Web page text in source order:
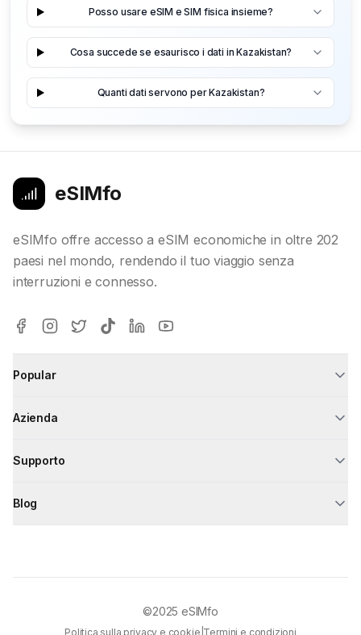
Posso usare eSIM e SIM fisica insieme?
Cosa succede se esaurisco i dati in Kazakistan?
Quanti dati servono per Kazakistan?
eSIMfo
eSIMfo offre accesso a eSIM economiche in oltre 202
paesi nel mondo, rendendo il tuo viaggio senza
interruzioni e connesso.
Popular
Azienda
Supporto
Blog
©2025 eSIMfo
Politica sulla privacy e cookie Termini e condizioni